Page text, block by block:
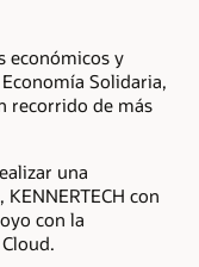
económicos y
Solidaria,
recorrido de más
una
, KENNERTECH con
con la